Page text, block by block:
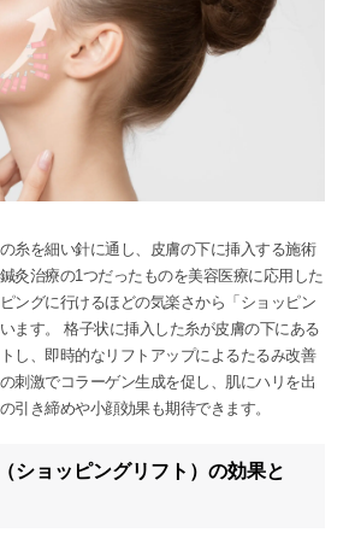
糸を細い針に通し、皮膚の下に挿入する施術
灸治療の1つだったものを美容医療に応用した
ングに行けるほどの気楽さから「ショッピン
ます。 格子状に挿入した糸が皮膚の下にある
し、即時的なリフトアップによるたるみ改善
刺激でコラーゲン生成を促し、肌にハリを出
引き締めや小顔効果も期待できます。
ショッピングリフト）の効果と